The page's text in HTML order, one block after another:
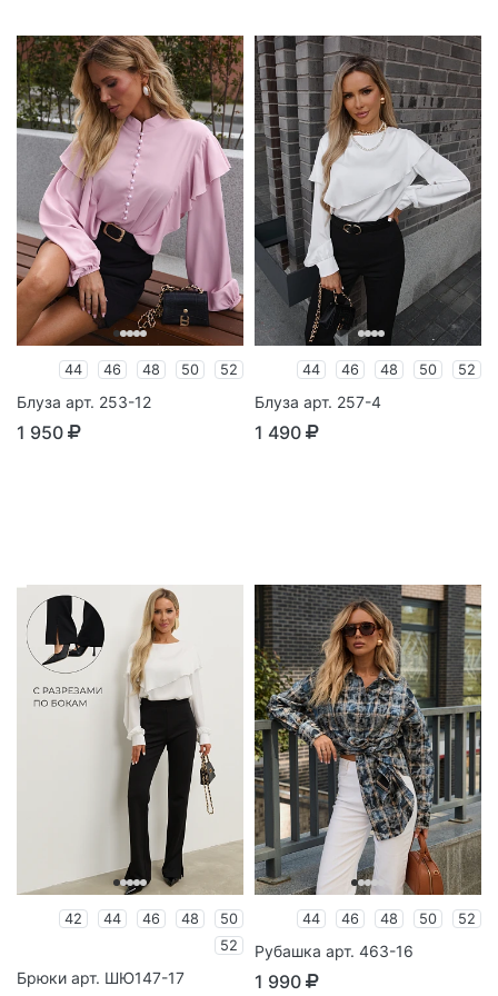
44 46 48 50 52
Блуза арт. 253-12
1 950
44 46 48 50 52
Блуза арт. 257-4
1 490
42 44 46 48
50
52
Брюки арт. ШЮ147-17
44 46 48 50 52
Рубашка арт. 463-16
1 990